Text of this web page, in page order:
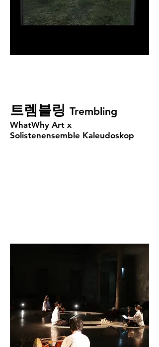
​트렘블링 Trembling
WhatWhy Art x
Solistenensemble Kaleudoskop